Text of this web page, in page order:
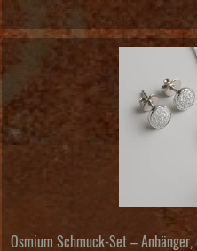
Osmium Schmuck-Set –